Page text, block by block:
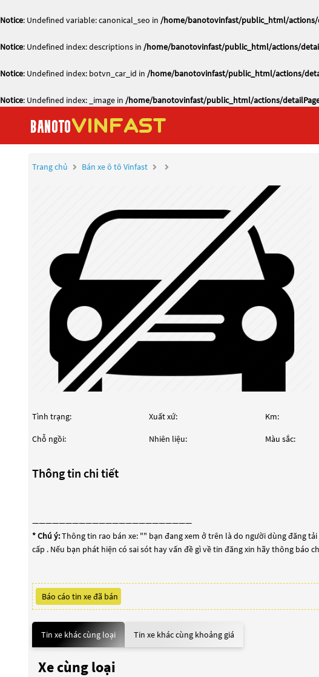
Notice: Undefined variable: canonical_seo in /home/banotovinfast/public_html/actions/
Notice: Undefined index: descriptions in /home/banotovinfast/public_html/actions/
Notice: Undefined index: botvn_car_id in /home/banotovinfast/public_html/actions/
Notice: Undefined index: _image in /home/banotovinfast/public_html/actions/
Trang chủ Bán xe ô tô Vinfast
Tình trạng: Xuất xứ: Km:
Chỗ ngồi: Nhiên liệu: Màu sắc:
Thông tin chi tiết
————————————————————————
* Chú ý:Thông tin rao bán xe: "" bạn đang xem ở trên là do người dùng đăng
cấp . Nếu bạn phát hiện có sai sót hay vấn đề gì về tin đăng xin hãy thông báo
Báo cáo tin xe đã bán
Tin xe khác cùng loại Tin xe khác cùng khoảng giá
Xe cùng loại